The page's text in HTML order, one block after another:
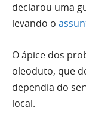
declarou uma
levando o
O ápice dos
oleoduto, que
dependia do
local.